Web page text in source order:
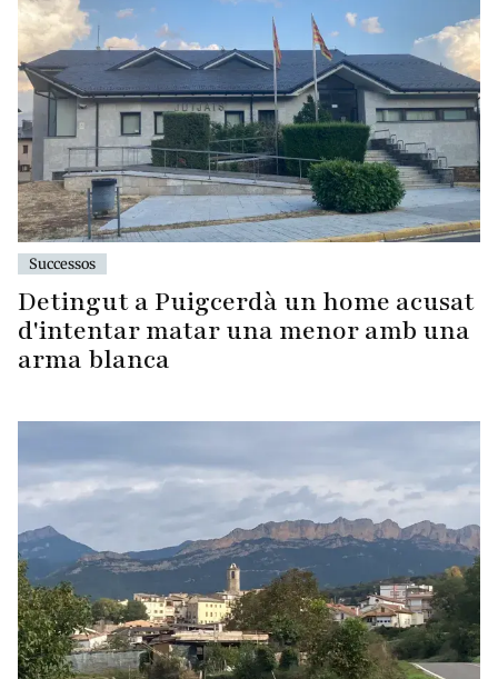
Successos
Detingut a Puigcerdà un home acusat
d'intentar matar una menor amb una
arma blanca